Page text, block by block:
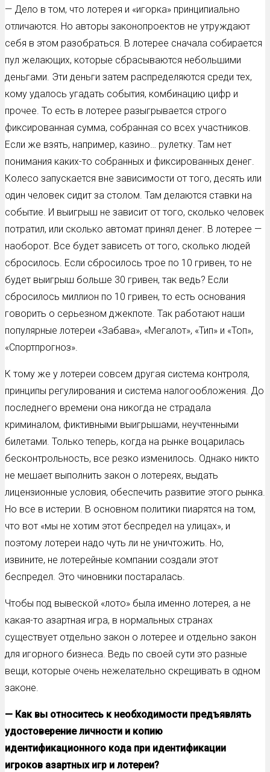
— Дело в том, что лотерея и «игорка» принципиально
отличаются. Но авторы законопроектов не утруждают
себя в этом разобраться. В лотерее сначала собирается
пул желающих, которые сбрасываются небольшими
деньгами. Эти деньги затем распределяются среди тех,
кому удалось угадать события, комбинацию цифр и
прочее. То есть в лотерее разыгрывается строго
фиксированная сумма, собранная со всех участников.
Если же взять, например, казино… рулетку. Там нет
понимания каких-то собранных и фиксированных денег.
Колесо запускается вне зависимости от того, десять или
один человек сидит за столом. Там делаются ставки на
событие. И выигрыш не зависит от того, сколько человек
потратил, или сколько автомат принял денег. В лотерее —
наоборот. Все будет зависеть от того, сколько людей
сбросилось. Если сбросилось трое по 10 гривен, то не
будет выигрыш больше 30 гривен, так ведь? Если
сбросилось миллион по 10 гривен, то есть основания
говорить о серьезном джекпоте. Так работают наши
популярные лотереи «Забава», «Мегалот», «Тип» и «Топ»,
«Спортпрогноз».
К тому же у лотереи совсем другая система контроля,
принципы регулирования и система налогообложения. До
последнего времени она никогда не страдала
криминалом, фиктивными выигрышами, неучтенными
билетами. Только теперь, когда на рынке воцарилась
бесконтрольность, все резко изменилось. Однако никто
не мешает выполнить закон о лотереях, выдать
лицензионные условия, обеспечить развитие этого рынка.
Но все в истерии. В основном политики пиарятся на том,
что вот «мы не хотим этот беспредел на улицах», и
поэтому лотереи надо чуть ли не уничтожить. Но,
извините, не лотерейные компании создали этот
беспредел. Это чиновники постаралась.
Чтобы под вывеской «лото» была именно лотерея, а не
какая-то азартная игра, в нормальных странах
существует отдельно закон о лотерее и отдельно закон
для игорного бизнеса. Ведь по своей сути это разные
вещи, которые очень нежелательно скрещивать в одном
законе.
— Как вы относитесь к необходимости предъявлять
удостоверение личности и копию
идентификационного кода при идентификации
игроков азартных игр и лотереи?